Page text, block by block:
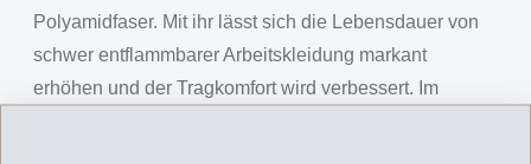
Polyamidfaser. Mit ihr lässt sich die Lebensdauer von
schwer entflammbarer Arbeitskleidung markant
erhöhen und der Tragkomfort wird verbessert. Im